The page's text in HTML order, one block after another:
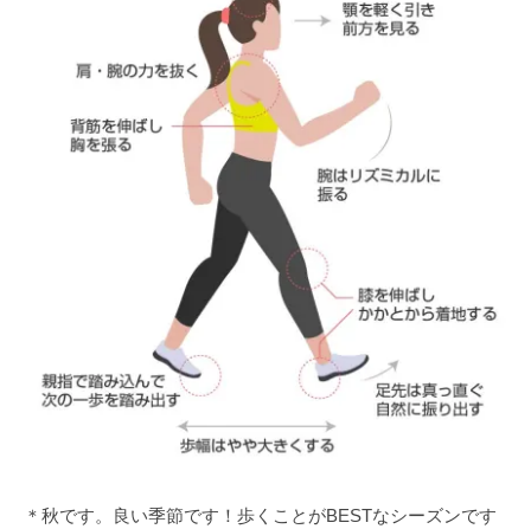
＊秋です。良い季節です！歩くことがBESTなシーズンです